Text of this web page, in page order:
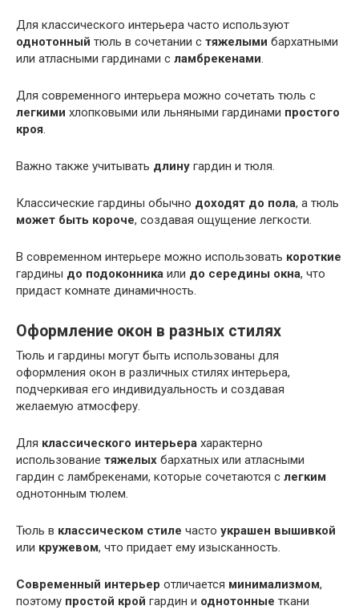
Для классического интерьера часто используют
однотонный тюль в сочетании с тяжелыми бархатными
или атласными гардинами с ламбрекенами.
Для современного интерьера можно сочетать тюль с
легкими хлопковыми или льняными гардинами простого
кроя.
Важно также учитывать длину гардин и тюля.
Классические гардины обычно доходят до пола, а тюль
может быть короче, создавая ощущение легкости.
В современном интерьере можно использовать короткие
гардины до подоконника или до середины окна, что
придаст комнате динамичность.
Оформление окон в разных стилях
Тюль и гардины могут быть использованы для
оформления окон в различных стилях интерьера,
подчеркивая его индивидуальность и создавая
желаемую атмосферу.
Для классического интерьера характерно
использование тяжелых бархатных или атласными
гардин с ламбрекенами, которые сочетаются с легким
однотонным тюлем.
Тюль в классическом стиле часто украшен вышивкой
или кружевом, что придает ему изысканность.
Современный интерьер отличается минимализмом,
поэтому простой крой гардин и однотонные ткани